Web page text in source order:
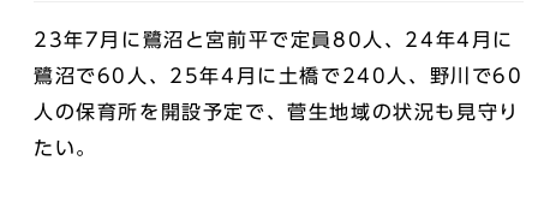
23年7月に鷺沼と宮前平で定員80人、24年4月に
鷺沼で60人、25年4月に土橋で240人、野川で60
人の保育所を開設予定で、菅生地域の状況も見守り
たい。